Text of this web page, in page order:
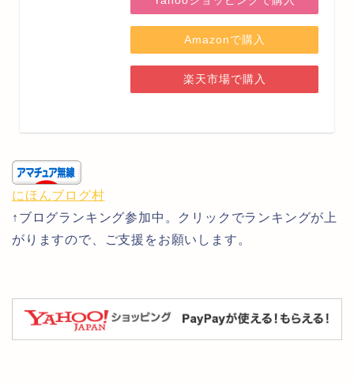
Amazonで購入
楽天市場で購入
にほんブログ村
↑ブログランキング参加中。クリックでランキングが上
がりますので、ご支援をお願いします。